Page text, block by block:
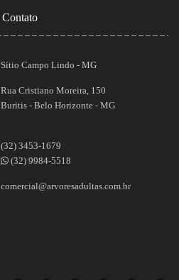
Contato
Sítio Campo Lindo - MG
Rua Cristiano Moreira, 150
Buritis - Belo Horizonte - MG
(32) 3453-1679
(32) 9984-5518
comercial@arvoresadultas.com.br